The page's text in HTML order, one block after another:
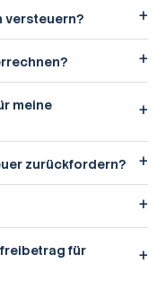
versteuern?
meine
zurückfordern?
für